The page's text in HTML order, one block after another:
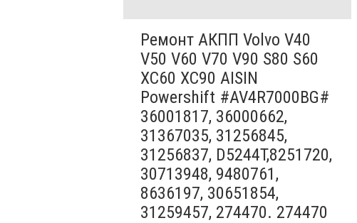
Ремонт АКПП Volvo V40
V50 V60 V70 V90 S80 S60
XC60 XC90 AISIN
Powershift #AV4R7000BG#
36001817, 36000662,
31367035, 31256845,
31256837, D5244T,8251720,
30713948, 9480761,
8636197, 30651854,
31259457, 274470. 274470